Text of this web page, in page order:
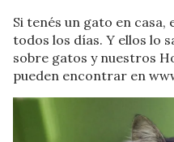
Si tenés un gato en casa,
todos los días. Y ellos lo
sobre gatos y nuestros
pueden encontrar en